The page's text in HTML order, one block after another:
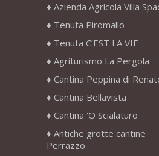
Azienda Agricola Villa
Tenuta Piromallo
Tenuta C’EST LA VIE
Agriturismo La Pergola
Cantina Peppina di
Cantina Bellavista
Cantina 'O Scialaturo
Antiche grotte cantine
Perrazzo